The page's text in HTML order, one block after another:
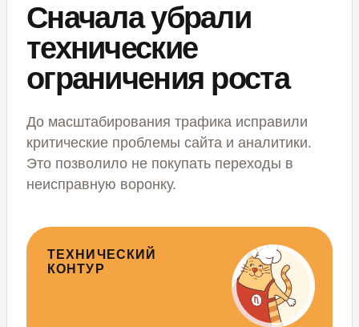
Сначала убрали
технические
ограничения роста
До масштабирования трафика исправили
критические проблемы сайта и аналитики.
Это позволило не покупать переходы в
неисправную воронку.
ТЕХНИЧЕСКИЙ
КОНТУР